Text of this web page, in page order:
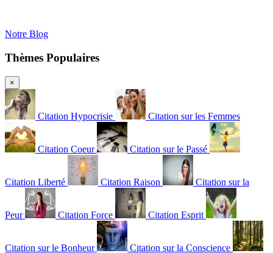
Notre Blog
Thèmes Populaires
×
Citation Hypocrisie Citation sur les Femmes
Citation Coeur Citation sur le Passé
Citation Liberté Citation Raison Citation sur la
Peur Citation Force Citation Esprit
Citation sur le Bonheur Citation sur la Conscience